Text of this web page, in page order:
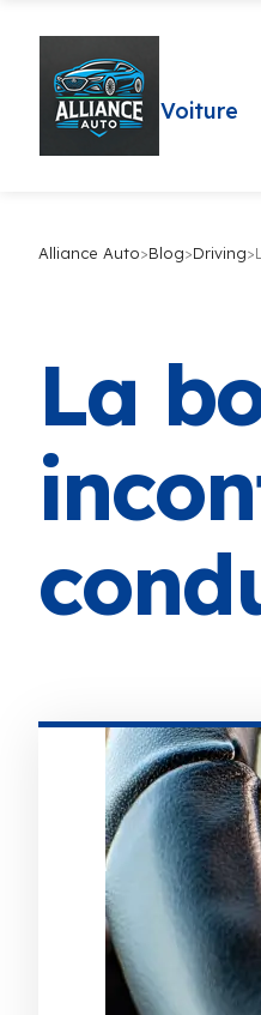
Voiture
Alliance Auto>Blog>Driving>
La